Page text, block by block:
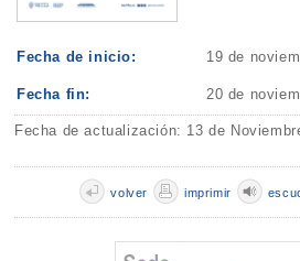
Fecha de inicio: 19 de
Fecha fin: 20 de
Fecha de actualización: 13 de
imprimir
volver